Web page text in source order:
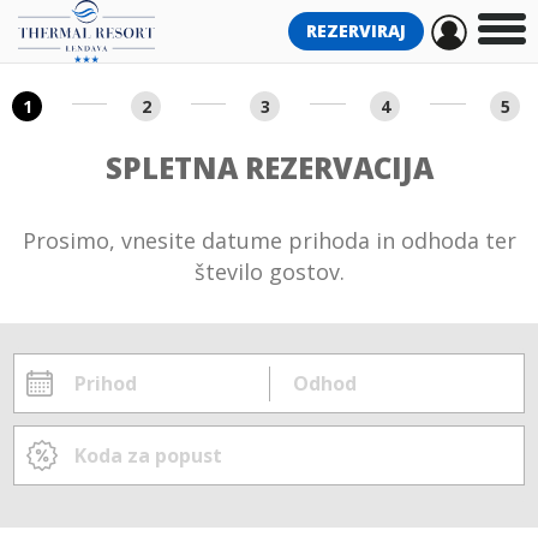
REZERVIRAJ
1 2 3 4 5
SPLETNA REZERVACIJA
Prosimo, vnesite datume prihoda in odhoda ter
število gostov.